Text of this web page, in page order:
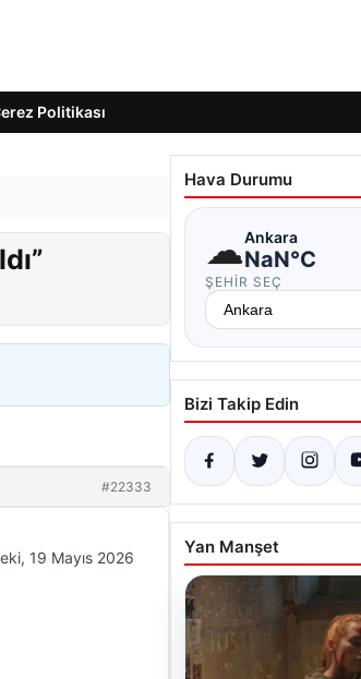
Politikası
#22333
19 Mayıs 2026
Hava Durumu
☁Ankara
NaN°C
ŞEHIR SEÇ
Bizi Takip Edin
Yan Manşet